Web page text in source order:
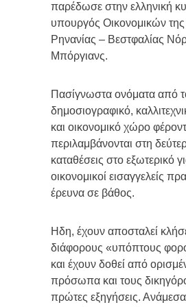
παρέδωσε στην ελληνική
υπουργός Οικονομικών της
Ρηνανίας – Βεστφαλίας
Μπόργιανς.
Πασίγνωστα ονόματα από
δημοσιογραφικό,
και οικονομικό χώρο
περιλαμβάνονται στη
καταθέσεις στο εξωτερικό
οικονομικοί εισαγγελείς
έρευνα σε βάθος.
Ηδη, έχουν αποσταλεί
διάφορους «υπόπτους
και έχουν δοθεί από
πρόσωπα και τους
πρώτες εξηγήσεις.